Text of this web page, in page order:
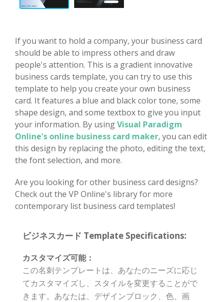
If you want to hold a company, your business card
should be able to impress others and draw
people's attention. This is a gradient innovative
business cards template, you can try to use this
template to help you create your own business
card. It features a blue and black color tone, some
shape design, and some textbox to give you input
your information. By usingVisual Paradigm
Online's online business card maker, you can edit
this design by replacing the photo, editing the text,
the font selection, and more.
Are you looking for other business card designs?
Check out the VP Online's library for more
contemporary list business card templates!
ビジネスカード Template Specifications:
カスタマイズ可能：
この名刺テンプレートは、あなたのニーズに応じ
てカスタマイズし、スタイルを変更することがで
きます。あなたは、デザインブロック、色、画